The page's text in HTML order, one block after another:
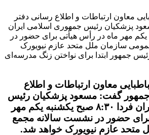
معاون ارتباطات و اطلاع رسانی دفتر
پزشکیان رئیس جمهوری اسلامی ایران
یکم مهر ماه در رأس هیأتی برای حضور در
سازمان ملل متحد عازم نیویورک
جمهور ابتدا برای نواختن زنگ مدرسه‌ای
معاون ارتباطات و اطلاع
گفت: مسعود پزشکیان رئیس
جمهوری اسلامی ایران فردا ۸:۳۰ صبح یکشنبه یکم مهر
حضور در نشست سالانه مجمع
متحد عازم نیویورک خواهد شد.